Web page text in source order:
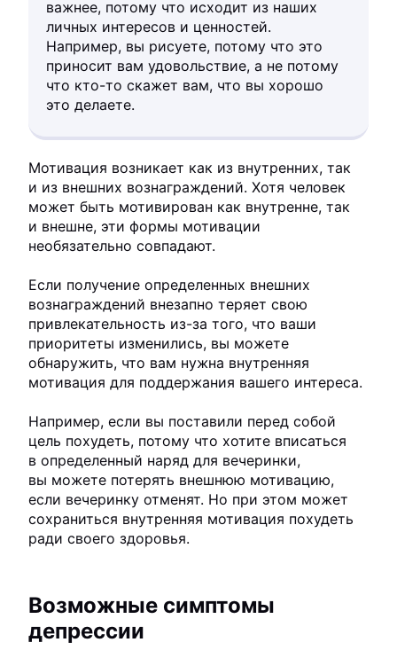
важнее, потому что исходит из наших
личных интересов и ценностей.
Например, вы рисуете, потому что это
приносит вам удовольствие, а не потому
что кто-то скажет вам, что вы хорошо
это делаете.
Мотивация возникает как из внутренних, так
и из внешних вознаграждений. Хотя человек
может быть мотивирован как внутренне, так
и внешне, эти формы мотивации
необязательно совпадают.
Если получение определенных внешних
вознаграждений внезапно теряет свою
привлекательность из-за того, что ваши
приоритеты изменились, вы можете
обнаружить, что вам нужна внутренняя
мотивация для поддержания вашего интереса.
Например, если вы поставили перед собой
цель похудеть, потому что хотите вписаться
в определенный наряд для вечеринки,
вы можете потерять внешнюю мотивацию,
если вечеринку отменят. Но при этом может
сохраниться внутренняя мотивация похудеть
ради своего здоровья.
Возможные симптомы
депрессии